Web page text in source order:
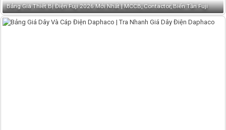
Bảng Giá Thiết Bị Điện Fuji 2026 Mới Nhất | MCCB, Contactor, Biến Tần Fuji